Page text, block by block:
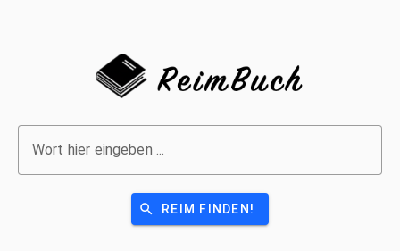
Wort hier eingeben ...
search REIM FINDEN!